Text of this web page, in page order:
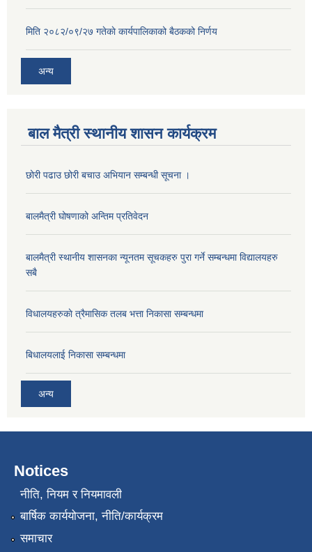
मिति २०८२/०९/२७ गतेकाे कार्यपालिकाको बैठकको निर्णय
अन्य
बाल मैत्री स्थानीय शासन कार्यक्रम
छोरी पढाउ छोरी बचाउ अभियान सम्बन्धी सूचना ।
बालमैत्री घोषणाको अन्तिम प्रतिवेदन
बालमैत्री स्थानीय शासनका न्यूनतम सूचकहरु पुरा गर्ने सम्बन्धमा विद्यालयहरु
सबै
विधालयहरुकाे त्रैमासिक तलब भत्ता निकासा सम्बन्धमा
बिधालयलाई निकासा सम्बन्धमा
अन्य
Notices
नीति, नियम र नियमावली
बार्षिक कार्ययोजना, नीति/कार्यक्रम
समाचार